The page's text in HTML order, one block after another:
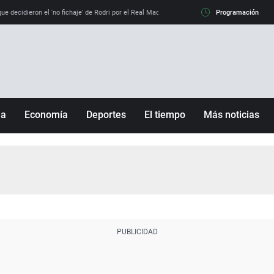
decidieron el 'no fichaje' de Rodri por el Real Madrid y su 'sí' al Barça La llamada
Programación
Economía Deportes El tiempo Más noticias